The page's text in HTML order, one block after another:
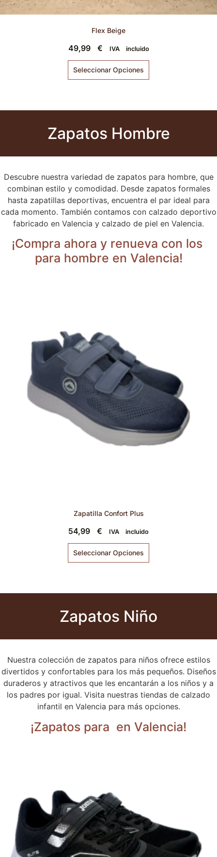
Flex Beige
49,99 € IVA incluido
Seleccionar Opciones
Zapatos Hombre
Descubre nuestra variedad de zapatos para hombre, que
combinan estilo y comodidad. Desde zapatos formales
hasta zapatillas deportivas, encuentra el par ideal para
cada momento. También contamos con calzado deportivo
fabricado en Valencia y calzado de piel en Valencia.
¡Compra ahora y renueva con los
para hombre en Valencia!
Zapatilla Confort Plus
54,99 € IVA incluido
Seleccionar Opciones
Zapatos Niño
Nuestra colección de zapatos para niños ofrece estilos
divertidos y confortables para los más pequeños. Diseños
duraderos y atractivos que les encantarán a los niños y a
los padres por igual. Visita nuestras tiendas de calzado
infantil en Valencia para más opciones.
¡Zapatos para en Valencia!